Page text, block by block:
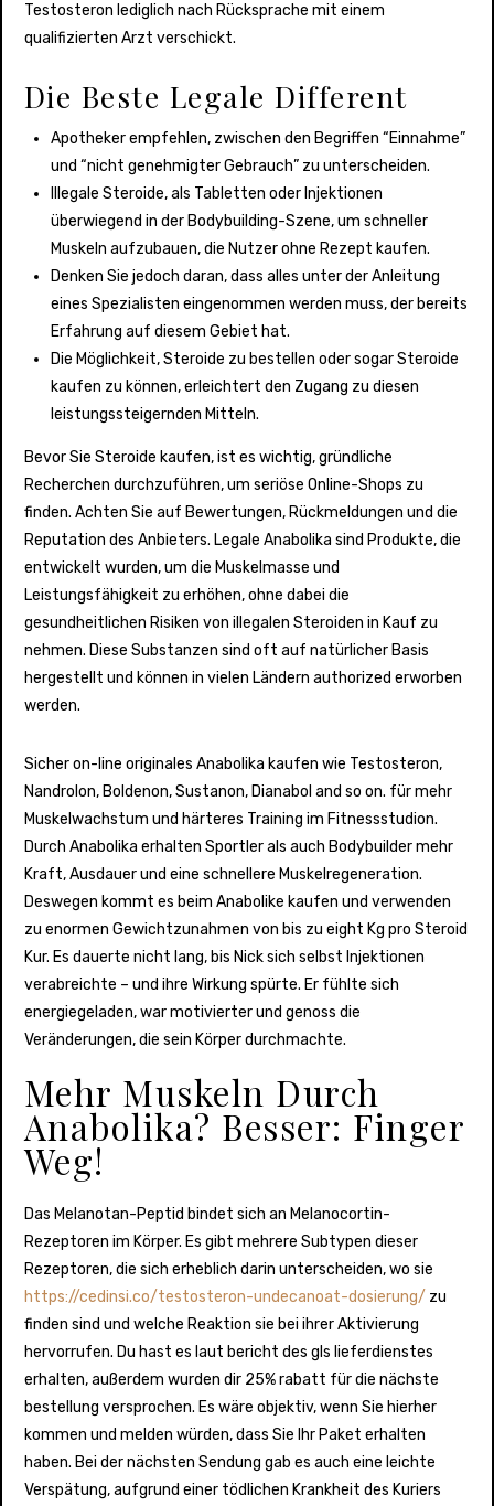
Testosteron lediglich nach Rücksprache mit einem
qualifizierten Arzt verschickt.
Die Beste Legale Different
Apotheker empfehlen, zwischen den Begriffen “Einnahme”
und “nicht genehmigter Gebrauch” zu unterscheiden.
Illegale Steroide, als Tabletten oder Injektionen
überwiegend in der Bodybuilding-Szene, um schneller
Muskeln aufzubauen, die Nutzer ohne Rezept kaufen.
Denken Sie jedoch daran, dass alles unter der Anleitung
eines Spezialisten eingenommen werden muss, der bereits
Erfahrung auf diesem Gebiet hat.
Die Möglichkeit, Steroide zu bestellen oder sogar Steroide
kaufen zu können, erleichtert den Zugang zu diesen
leistungssteigernden Mitteln.
Bevor Sie Steroide kaufen, ist es wichtig, gründliche
Recherchen durchzuführen, um seriöse Online-Shops zu
finden. Achten Sie auf Bewertungen, Rückmeldungen und die
Reputation des Anbieters. Legale Anabolika sind Produkte, die
entwickelt wurden, um die Muskelmasse und
Leistungsfähigkeit zu erhöhen, ohne dabei die
gesundheitlichen Risiken von illegalen Steroiden in Kauf zu
nehmen. Diese Substanzen sind oft auf natürlicher Basis
hergestellt und können in vielen Ländern authorized erworben
werden.
Sicher on-line originales Anabolika kaufen wie Testosteron,
Nandrolon, Boldenon, Sustanon, Dianabol and so on. für mehr
Muskelwachstum und härteres Training im Fitnessstudion.
Durch Anabolika erhalten Sportler als auch Bodybuilder mehr
Kraft, Ausdauer und eine schnellere Muskelregeneration.
Deswegen kommt es beim Anabolike kaufen und verwenden
zu enormen Gewichtzunahmen von bis zu eight Kg pro Steroid
Kur. Es dauerte nicht lang, bis Nick sich selbst Injektionen
verabreichte – und ihre Wirkung spürte. Er fühlte sich
energiegeladen, war motivierter und genoss die
Veränderungen, die sein Körper durchmachte.
Mehr Muskeln Durch
Anabolika? Besser: Finger
Weg!
Das Melanotan-Peptid bindet sich an Melanocortin-
Rezeptoren im Körper. Es gibt mehrere Subtypen dieser
Rezeptoren, die sich erheblich darin unterscheiden, wo sie
https://cedinsi.co/testosteron-undecanoat-dosierung/ zu
finden sind und welche Reaktion sie bei ihrer Aktivierung
hervorrufen. Du hast es laut bericht des gls lieferdienstes
erhalten, außerdem wurden dir 25% rabatt für die nächste
bestellung versprochen. Es wäre objektiv, wenn Sie hierher
kommen und melden würden, dass Sie Ihr Paket erhalten
haben. Bei der nächsten Sendung gab es auch eine leichte
Verspätung, aufgrund einer tödlichen Krankheit des Kuriers